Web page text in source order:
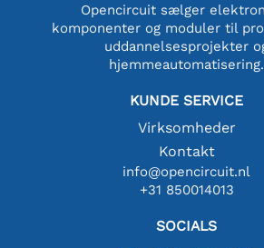
Opencircuit sælger
komponenter og moduler til
uddannelsesprojekter
hjemmeautomatisering.
KUNDE SERVICE
Virksomheder
Kontakt
info@opencircuit.nl
+31 850014013
SOCIALS